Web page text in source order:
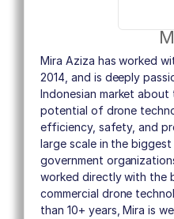
Mira Aziza has worked
2014, and is deeply
Indonesian market
potential of drone
efficiency, safety, and
large scale in the
government
worked directly with the
commercial drone
than 10+ years, Mira is